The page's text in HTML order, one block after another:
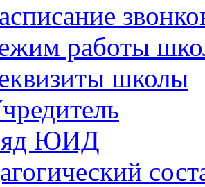
работы
школы
ЮИД